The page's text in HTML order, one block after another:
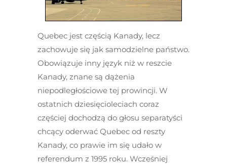
Quebec jest częścią Kanady, lecz
zachowuje się jak samodzielne państwo.
Obowiązuje inny język niż w reszcie
Kanady, znane są dążenia
niepodległościowe tej prowincji. W
ostatnich dziesięcioleciach coraz
częściej dochodzą do głosu separatyści
chcący oderwać Quebec od reszty
Kanady, co prawie im się udało w
referendum z 1995 roku. Wcześniej